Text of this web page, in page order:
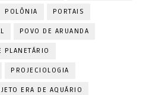
POLÔNIA PORTAIS
POVO DE ARUANDA
PLANETÁRIO
PROJECIOLOGIA
ERA DE AQUÁRIO